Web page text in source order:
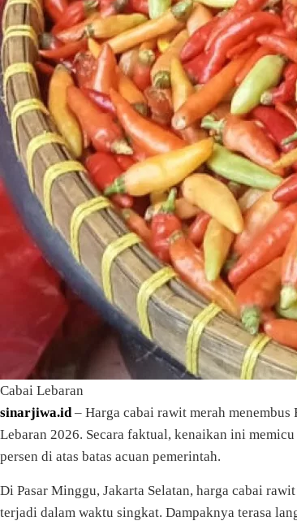
Cabai Lebaran
sinarjiwa.id– Harga cabai rawit merah
Lebaran 2026. Secara faktual, kenaikan ini
persen di atas batas acuan pemerintah.
Di Pasar Minggu, Jakarta Selatan, harga cabai
terjadi dalam waktu singkat. Dampaknya terasa